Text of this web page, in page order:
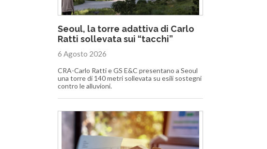
Seoul, la torre adattiva di Carlo
Ratti sollevata sui “tacchi”
6 Agosto 2026
CRA-Carlo Ratti e GS E&C presentano a Seoul
una torre di 140 metri sollevata su esili sostegni
contro le alluvioni.